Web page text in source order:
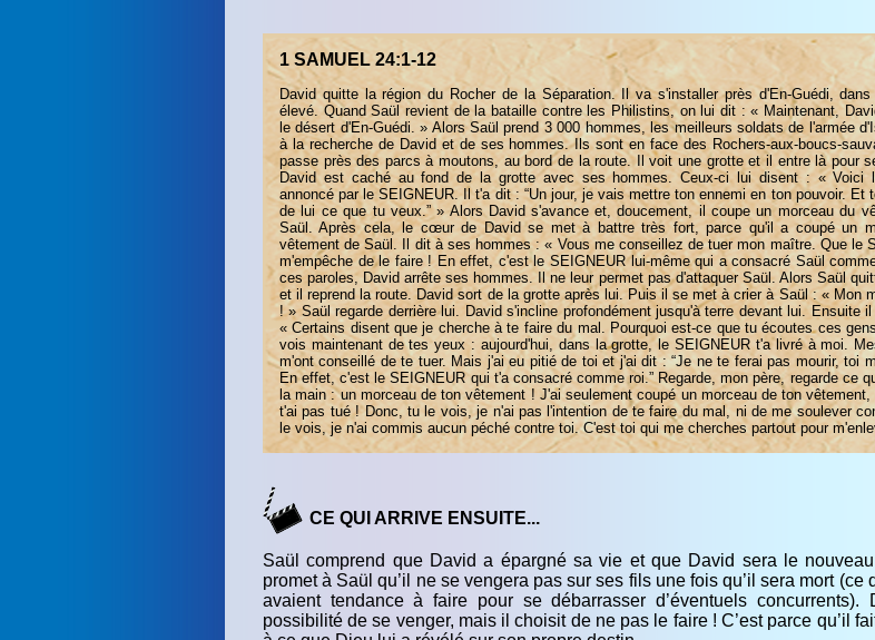
1 SAMUEL 24:1-12
David quitte la région du Rocher de la Séparation. Il va s'installer près d'En-Guédi,
élevé. Quand Saül revient de la bataille contre les Philistins, on lui dit : « Maintenant,
le désert d'En-Guédi. » Alors Saül prend 3 000 hommes, les meilleurs soldats de l'armée
à la recherche de David et de ses hommes. Ils sont en face des Rochers-aux-boucs-
passe près des parcs à moutons, au bord de la route. Il voit une grotte et il entre là pour
David est caché au fond de la grotte avec ses hommes. Ceux-ci lui disent : « Voici
annoncé par le SEIGNEUR. Il t'a dit : “Un jour, je vais mettre ton ennemi en ton pouvoir. Et
de lui ce que tu veux.” » Alors David s'avance et, doucement, il coupe un morceau du
Saül. Après cela, le cœur de David se met à battre très fort, parce qu'il a coupé un
vêtement de Saül. Il dit à ses hommes : « Vous me conseillez de tuer mon maître. Que le
m'empêche de le faire ! En effet, c'est le SEIGNEUR lui-même qui a consacré Saül
ces paroles, David arrête ses hommes. Il ne leur permet pas d'attaquer Saül. Alors Saül
et il reprend la route. David sort de la grotte après lui. Puis il se met à crier à Saül : « Mon
! » Saül regarde derrière lui. David s'incline profondément jusqu'à terre devant lui. Ensuite
« Certains disent que je cherche à te faire du mal. Pourquoi est-ce que tu écoutes ces
vois maintenant de tes yeux : aujourd'hui, dans la grotte, le SEIGNEUR t'a livré à moi.
m'ont conseillé de te tuer. Mais j'ai eu pitié de toi et j'ai dit : “Je ne te ferai pas mourir, toi
En effet, c'est le SEIGNEUR qui t'a consacré comme roi.” Regarde, mon père, regarde ce
la main : un morceau de ton vêtement ! J'ai seulement coupé un morceau de ton
t'ai pas tué ! Donc, tu le vois, je n'ai pas l'intention de te faire du mal, ni de me soulever
le vois, je n'ai commis aucun péché contre toi. C'est toi qui me cherches partout pour
CE QUI ARRIVE ENSUITE...
Saül comprend que David a épargné sa vie et que David sera le
promet à Saül qu’il ne se vengera pas sur ses fils une fois qu’il sera mort (ce
avaient tendance à faire pour se débarrasser d’éventuels concurrents).
possibilité de se venger, mais il choisit de ne pas le faire ! C’est parce qu’il